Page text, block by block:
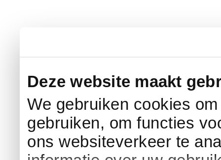
Deze website maakt
We gebruiken cookies
gebruiken, om functies
ons websiteverkeer te